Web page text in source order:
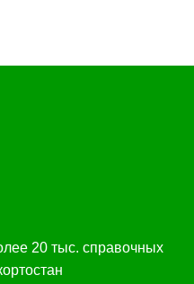
20 тыс. справочных